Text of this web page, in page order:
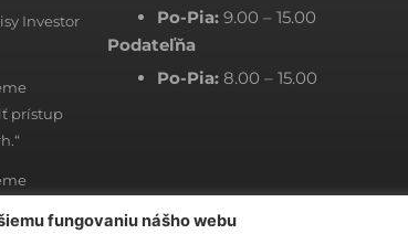
Investor
prístup
Po-Pia: 9.00 – 15.00
Podateľňa
Po-Pia:8.00 – 15.00
fungovaniu nášho webu